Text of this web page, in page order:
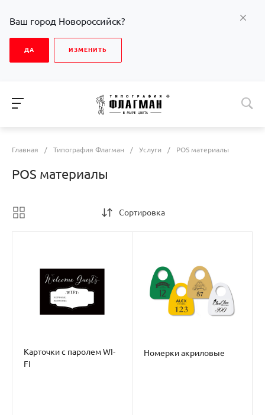
Ваш город Новороссийск?
ДА ИЗМЕНИТЬ
Главная / Типография Флагман / Услуги / POS материалы
POS материалы
Сортировка
Карточки с паролем WI-
FI
Номерки акриловые